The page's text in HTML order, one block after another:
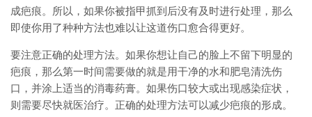
成疤痕。所以，如果你被指甲抓到后没有及时进行处理，那么
即使你用了种种方法也难以让这道伤口愈合得更好。
要注意正确的处理方法。如果你想让自己的脸上不留下明显的
疤痕，那么第一时间需要做的就是用干净的水和肥皂清洗伤
口，并涂上适当的消毒药膏。如果伤口较大或出现感染症状，
则需要尽快就医治疗。正确的处理方法可以减少疤痕的形成。